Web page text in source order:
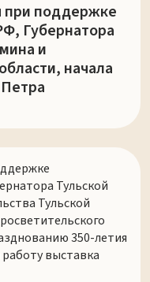
при поддержке
Губернатора
и
начала
Тульской
Тульской
350-летия
выставка